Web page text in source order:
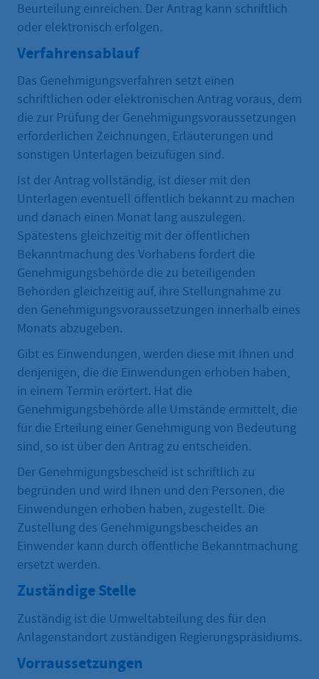
Beurteilung einreichen. Der Antrag kann schriftlich
oder elektronisch erfolgen.
Verfahrensablauf
Das Genehmigungsverfahren setzt einen
schriftlichen oder elektronischen Antrag voraus, dem
die zur Prüfung der Genehmigungsvoraussetzungen
erforderlichen Zeichnungen, Erläuterungen und
sonstigen Unterlagen beizufügen sind.
Ist der Antrag vollständig, ist dieser mit den
Unterlagen eventuell öffentlich bekannt zu machen
und danach einen Monat lang auszulegen.
Spätestens gleichzeitig mit der öffentlichen
Bekanntmachung des Vorhabens fordert die
Genehmigungsbehörde die zu beteiligenden
Behörden gleichzeitig auf, ihre Stellungnahme zu
den Genehmigungsvoraussetzungen innerhalb eines
Monats abzugeben.
Gibt es Einwendungen, werden diese mit Ihnen und
denjenigen, die die Einwendungen erhoben haben,
in einem Termin erörtert. Hat die
Genehmigungsbehörde alle Umstände ermittelt, die
für die Erteilung einer Genehmigung von Bedeutung
sind, so ist über den Antrag zu entscheiden.
Der Genehmigungsbescheid ist schriftlich zu
begründen und wird Ihnen und den Personen, die
Einwendungen erhoben haben, zugestellt. Die
Zustellung des Genehmigungsbescheides an
Einwender kann durch öffentliche Bekanntmachung
ersetzt werden.
Zuständige Stelle
Zuständig ist die Umweltabteilung des für den
Anlagenstandort zuständigen Regierungspräsidiums.
Vorraussetzungen